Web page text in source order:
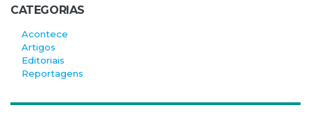
CATEGORIAS
Acontece
Artigos
Editoriais
Reportagens